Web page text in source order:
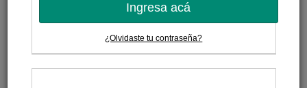
Ingresa acá
¿Olvidaste tu contraseña?